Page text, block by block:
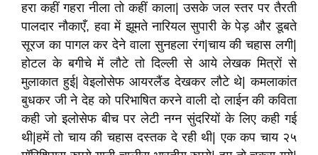
हरा कहीं गहरा नीला तो कहीं काला| उसके जल स्तर पर तैरती
पालदार नौकाएँ, हवा में झूमते नारियल सुपारी के पेड़ और डूबते
सूरज का पागल कर देने वाला सुनहला रंग|चाय की चहास लगी|
होटल के बगीचे में लौटे तो दिल्ली से आये लेखक मित्रों से
मुलाकात हुई| वेइलोसेफ आयरलैंड देखकर लौटे थे| कमलाकांत
बुधकर जी ने देह को परिभाषित करने वाली दो लाईन की कविता
कही जो इलोसेफ बीच पर लेटी नग्न सुंदरियों के लिए कही गई
थी|हमें तो चाय की चहास दस्तक दे रही थी| एक कप चाय २५